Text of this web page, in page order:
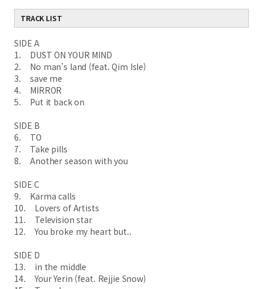
TRACK LIST
SIDE A
1. DUST ON YOUR MIND
2. No man’s land (feat. Qim Isle)
3. save me
4. MIRROR
5. Put it back on
SIDE B
6. TO
7. Take pills
8. Another season with you
SIDE C
9. Karma calls
10. Lovers of Artists
11. Television star
12. You broke my heart but..
SIDE D
13. in the middle
14. Your Yerin (feat. Rejjie Snow)